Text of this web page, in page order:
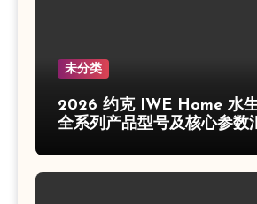
未分类
2026 约克 IWE Home 水
全系列产品型号及核心参数